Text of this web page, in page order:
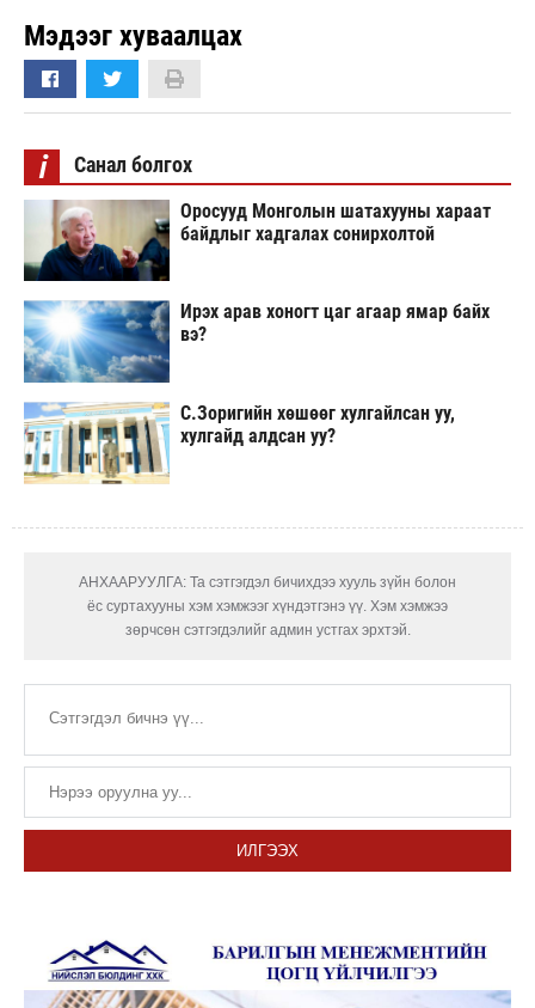
Мэдээг хуваалцах
i Санал болгох
Оросууд Монголын шатахууны хараат
байдлыг хадгалах сонирхолтой
Ирэх арав хоногт цаг агаар ямар байх
вэ?
С.Зоригийн хөшөөг хулгайлсан уу,
хулгайд алдсан уу?
АНХААРУУЛГА: Та сэтгэгдэл бичихдээ хууль зүйн болон
ёс суртахууны хэм хэмжээг хүндэтгэнэ үү. Хэм хэмжээ
зөрчсөн сэтгэгдэлийг админ устгах эрхтэй.
ИЛГЭЭХ